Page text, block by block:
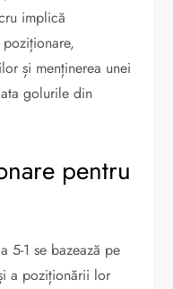
implică
și menținerea unei
golurile din
pentru
5-1 se bazează pe
a poziționării lor